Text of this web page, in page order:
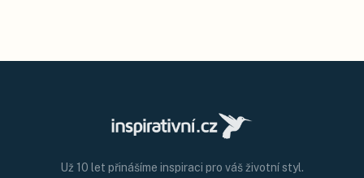
Už 10 let přinášíme inspiraci pro váš životní styl.